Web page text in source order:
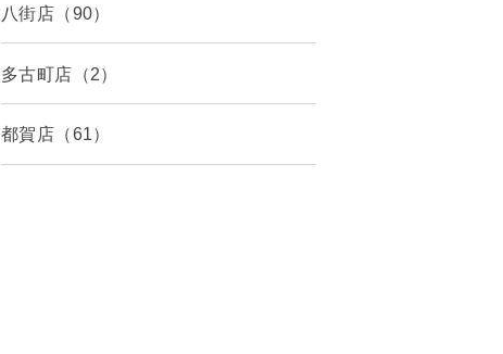
八街店（90）
多古町店（2）
都賀店（61）